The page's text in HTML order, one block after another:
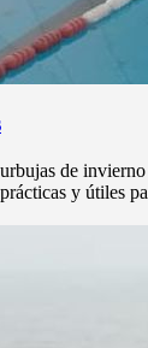
de
y útiles